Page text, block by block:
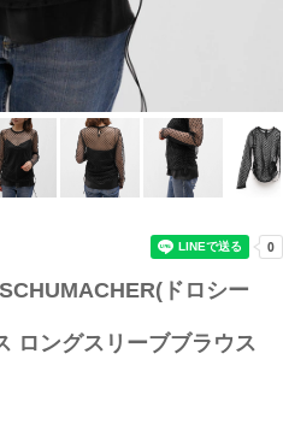
ドロシー
ロングスリーブブラウス